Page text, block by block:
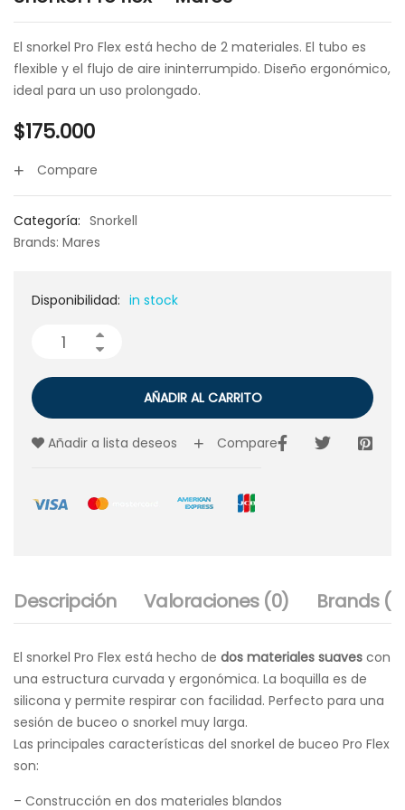
El snorkel Pro Flex está hecho de 2 materiales. El tubo es
flexible y el flujo de aire ininterrumpido. Diseño ergonómico,
ideal para un uso prolongado.
$175.000
Compare
Categoría: Snorkell
Brands: Mares
Disponibilidad: in stock
AÑADIR AL CARRITO
Añadir a lista deseos Compare
Descripción Valoraciones (0) Brands (1)
El snorkel Pro Flex está hecho de dos materiales suaves con
una estructura curvada y ergonómica. La boquilla es de
silicona y permite respirar con facilidad. Perfecto para una
sesión de buceo o snorkel muy larga.
Las principales características del snorkel de buceo Pro Flex
son:
– Construcción en dos materiales blandos